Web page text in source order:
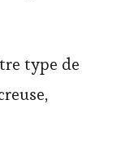
type de